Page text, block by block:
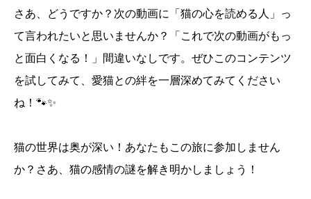
さあ、どうですか？次の動画に「猫の心を読める人」っ
て言われたいと思いませんか？「これで次の動画がもっ
と面白くなる！」間違いなしです。ぜひこのコンテンツ
を試してみて、愛猫との絆を一層深めてみてください
ね！🐾✨
猫の世界は奥が深い！あなたもこの旅に参加しません
か？さあ、猫の感情の謎を解き明かしましょう！